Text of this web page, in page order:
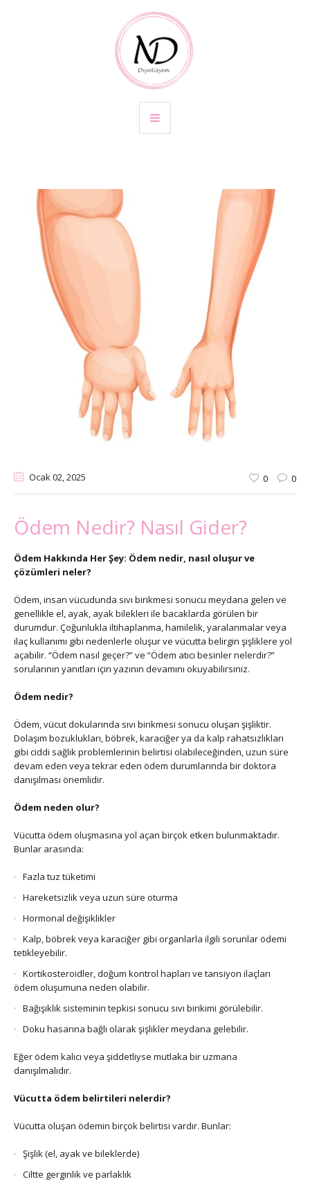
Ocak 02 , 2025 0 0
Ödem Nedir? Nasıl Gider?
Ödem Hakkında Her Şey: Ödem nedir, nasıl oluşur ve
çözümleri neler?
Ödem, insan vücudunda sıvı birikmesi sonucu meydana gelen ve
genellikle el, ayak, ayak bilekleri ile bacaklarda görülen bir
durumdur. Çoğunlukla iltihaplanma, hamilelik, yaralanmalar veya
ilaç kullanımı gibi nedenlerle oluşur ve vücutta belirgin şişliklere yol
açabilir. “Ödem nasıl geçer?” ve “Ödem atıcı besinler nelerdir?”
sorularının yanıtları için yazının devamını okuyabilirsiniz.
Ödem nedir?
Ödem, vücut dokularında sıvı birikmesi sonucu oluşan şişliktir.
Dolaşım bozuklukları, böbrek, karaciğer ya da kalp rahatsızlıkları
gibi ciddi sağlık problemlerinin belirtisi olabileceğinden, uzun süre
devam eden veya tekrar eden ödem durumlarında bir doktora
danışılması önemlidir.
Ödem neden olur?
Vücutta ödem oluşmasına yol açan birçok etken bulunmaktadır.
Bunlar arasında:
Fazla tuz tüketimi
Hareketsizlik veya uzun süre oturma
Hormonal değişiklikler
Kalp, böbrek veya karaciğer gibi organlarla ilgili sorunlar ödemi
tetikleyebilir.
Kortikosteroidler, doğum kontrol hapları ve tansiyon ilaçları
ödem oluşumuna neden olabilir.
Bağışıklık sisteminin tepkisi sonucu sıvı birikimi görülebilir.
Doku hasarına bağlı olarak şişlikler meydana gelebilir.
Eğer ödem kalıcı veya şiddetliyse mutlaka bir uzmana
danışılmalıdır.
Vücutta ödem belirtileri nelerdir?
Vücutta oluşan ödemin birçok belirtisi vardır. Bunlar:
Şişlik (el, ayak ve bileklerde)
Ciltte gerginlik ve parlaklık